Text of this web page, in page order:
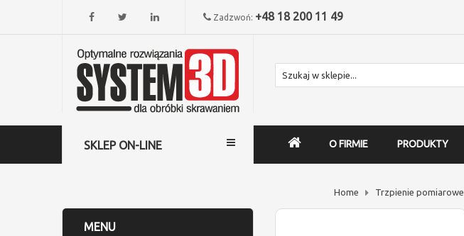
Zadzwoń: +48 18 200 11 49
SKLEP ON-LINE O FIRMIE PRODUKTY
Home Trzpienie pomiarowe
MENU